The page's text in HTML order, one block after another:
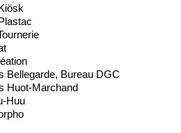
Bellegarde, Bureau DGC
Huot-Marchand
Huu